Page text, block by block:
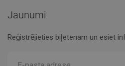
Jaunumi
Reģistrējieties biļetenam un esiet